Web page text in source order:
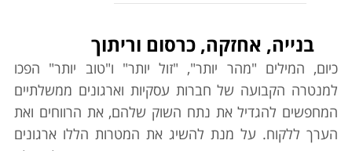
בנייה, אחזקה, כרסום וריתוך
כיום, המילים "מהר יותר", "זול יותר" ו"טוב יותר" הפכו
למנטרה הקבועה של חברות עסקיות וארגונים ממשלתיים
המחפשים להגדיל את נתח השוק שלהם, את הרווחים ואת
הערך ללקוח. על מנת להשיג את המטרות הללו ארגונים